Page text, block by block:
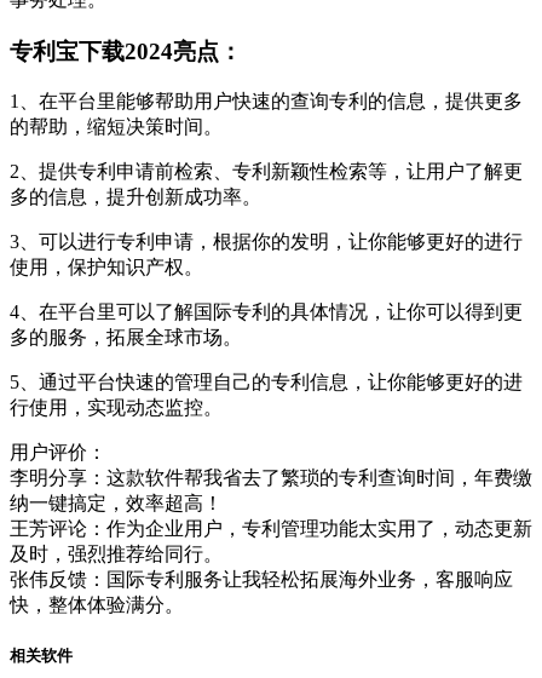
专利宝下载2024亮点：
1、在平台里能够帮助用户快速的查询专利的信息，提供更多
的帮助，缩短决策时间。
2、提供专利申请前检索、专利新颖性检索等，让用户了解更
多的信息，提升创新成功率。
3、可以进行专利申请，根据你的发明，让你能够更好的进行
使用，保护知识产权。
4、在平台里可以了解国际专利的具体情况，让你可以得到更
多的服务，拓展全球市场。
5、通过平台快速的管理自己的专利信息，让你能够更好的进
行使用，实现动态监控。
用户评价：
李明分享：这款软件帮我省去了繁琐的专利查询时间，年费缴
纳一键搞定，效率超高！
王芳评论：作为企业用户，专利管理功能太实用了，动态更新
及时，强烈推荐给同行。
张伟反馈：国际专利服务让我轻松拓展海外业务，客服响应
快，整体体验满分。
相关软件